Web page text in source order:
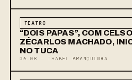
TEATRO
“DOIS PAPAS”, COM
ZÉCARLOS MACHADO,
NO TUCA
06.08 — ISABEL BRANQUINHA